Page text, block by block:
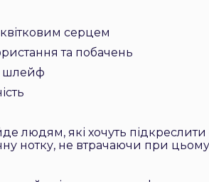
серцем
та побачень
шлейф
людям, які хочуть
нотку, не втрачаючи при цьому